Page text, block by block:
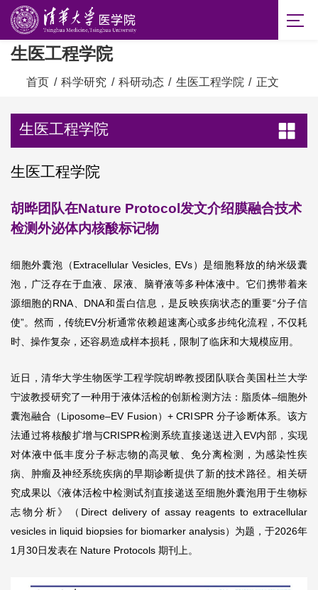
生医工程学院
首页 / 科学研究 / 科研动态 / 生医工程学院 / 正文
生医工程学院
生医工程学院
胡晔团队在Nature Protocol发文介绍膜融合技术
检测外泌体内核酸标记物
细胞外囊泡（Extracellular Vesicles, EVs）是细胞释放的纳米级囊
泡，广泛存在于血液、尿液、脑脊液等多种体液中。它们携带着来
源细胞的RNA、DNA和蛋白信息，是反映疾病状态的重要“分子信
使”。然而，传统EV分析通常依赖超速离心或多步纯化流程，不仅耗
时、操作复杂，还容易造成样本损耗，限制了临床和大规模应用。
近日，清华大学生物医学工程学院胡晔教授团队联合美国杜兰大学
宁波教授研究了一种用于液体活检的创新检测方法：脂质体–细胞外
囊泡融合（Liposome–EV Fusion）+ CRISPR 分子诊断体系。该方
法通过将核酸扩增与CRISPR检测系统直接递送进入EV内部，实现
对体液中低丰度分子标志物的高灵敏、免分离检测，为感染性疾
病、肿瘤及神经系统疾病的早期诊断提供了新的技术路径。相关研
究成果以《液体活检中检测试剂直接递送至细胞外囊泡用于生物标
志物分析》（Direct delivery of assay reagents to extracellular
vesicles in liquid biopsies for biomarker analysis）为题，于2026年
1月30日发表在 Nature Protocols 期刊上。